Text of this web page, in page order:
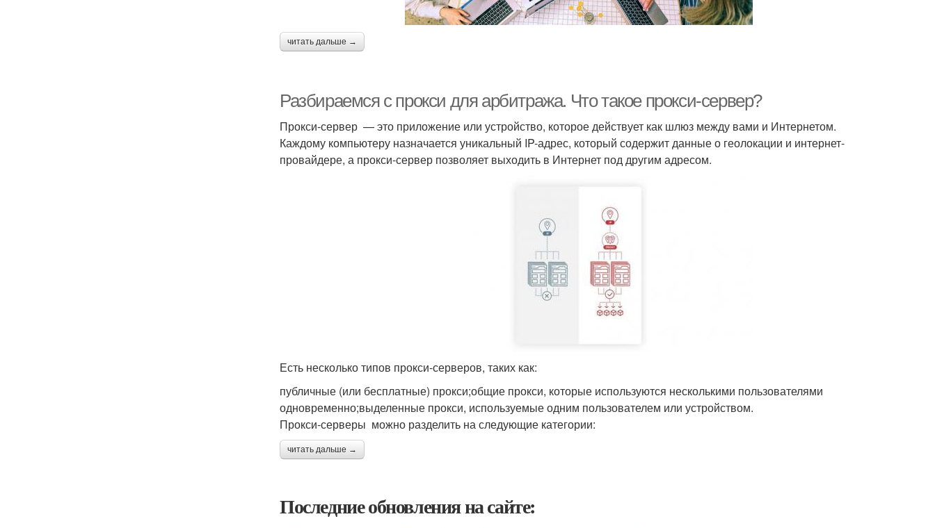
читать дальше →
Разбираемся с прокси для арбитража. Что такое прокси-сервер?
Прокси-сервер — это приложение или устройство, которое действует как шлюз между вами и Интернетом.
Каждому компьютеру назначается уникальный IP-адрес, который содержит данные о геолокации и интернет-
провайдере, а прокси-сервер позволяет выходить в Интернет под другим адресом.
Есть несколько типов прокси-серверов, таких как:
публичные (или бесплатные) прокси;общие прокси, которые используются несколькими пользователями
одновременно;выделенные прокси, используемые одним пользователем или устройством.
Прокси-серверы можно разделить на следующие категории:
читать дальше →
Последние обновления на сайте: